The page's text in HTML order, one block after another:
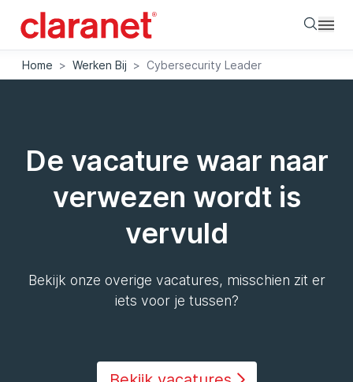
Home > Werken Bij > Cybersecurity Leader
De vacature waar naar
verwezen wordt is
vervuld
Bekijk onze overige vacatures, misschien zit er
iets voor je tussen?